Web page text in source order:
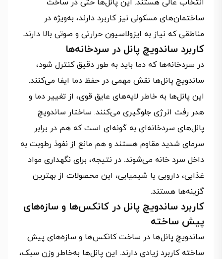
انتخاب عالی هستند. این پانل‌ها حتی در ساخت
ساختمان‌های مسکونی نیز کاربرد دارند، به‌ویژه در
مناطقی که نیاز به ایزولاسیون حرارتی و صوتی بالا دارند.
کاربرد ساندویچ پانل در سردخانه‌ها
در سردخانه‌ها که دما باید به‌ طور دقیق کنترل شود،
ساندویچ پانل‌ها نقش مهمی در حفظ دما ایفا می‌کنند.
این پانل‌ها به‌ خاطر لایه‌های عایق قوی، از تغییر دما و
هدر رفت انرژی جلوگیری می‌کنند. ساختار ساندویچ
پانل‌های سردخانه‌ای به‌ گونه‌ای است که هم در برابر
سرمای شدید مقاوم هستند و هم مانع از نفوذ رطوبت به
داخل سرد خانه می‌شوند. در نتیجه، برای نگهداری مواد
غذایی، دارویی یا شیمیایی، این محصولات از بهترین
گزینه‌ها هستند.
کاربرد ساندویچ پانل در کانکس‌ها و سازه‌های
پیش‌ ساخته
ساندویچ پانل‌ها در ساخت کانکس‌ها و سازه‌های پیش‌
ساخته کاربرد زیادی دارند. این پانل‌ها به‌خاطر وزن سبک،